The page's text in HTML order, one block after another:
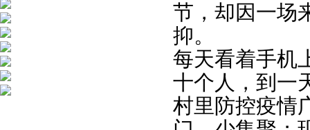
节，却因一场
抑。
每天看着手机
十个人，到一
村里防控疫情